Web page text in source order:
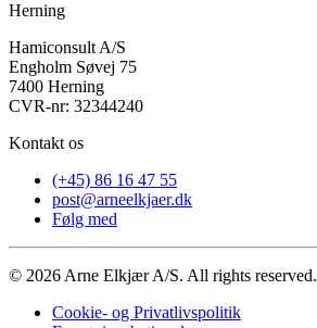
Herning
Hamiconsult A/S
Engholm Søvej 75
7400 Herning
CVR-nr: 32344240
Kontakt os
(+45) 86 16 47 55
post@arneelkjaer.dk
Følg med
© 2026 Arne Elkjær A/S. All rights reserved.
Cookie- og Privatlivspolitik